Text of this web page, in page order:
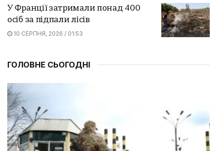
У Франції затримали понад 400
осіб за підпали лісів
10 СЕРПНЯ, 2026 / 01:53
ГОЛОВНЕ СЬОГОДНІ